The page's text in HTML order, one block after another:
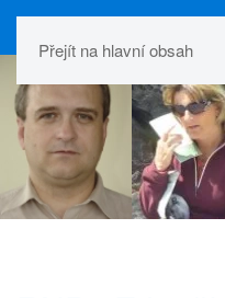
Přejít na hlavní obsah